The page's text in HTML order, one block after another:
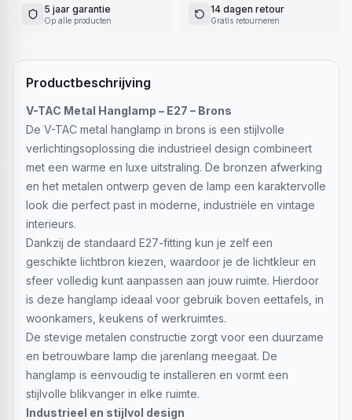
5 jaar garantie
Op alle producten
14 dagen retour
Gratis retourneren
Productbeschrijving
V-TAC Metal Hanglamp – E27 – Brons
De V-TAC metal hanglamp in brons is een stijlvolle
verlichtingsoplossing die industrieel design combineert
met een warme en luxe uitstraling. De bronzen afwerking
en het metalen ontwerp geven de lamp een karaktervolle
look die perfect past in moderne, industriële en vintage
interieurs.
Dankzij de standaard E27-fitting kun je zelf een
geschikte lichtbron kiezen, waardoor je de lichtkleur en
sfeer volledig kunt aanpassen aan jouw ruimte. Hierdoor
is deze hanglamp ideaal voor gebruik boven eettafels, in
woonkamers, keukens of werkruimtes.
De stevige metalen constructie zorgt voor een duurzame
en betrouwbare lamp die jarenlang meegaat. De
hanglamp is eenvoudig te installeren en vormt een
stijlvolle blikvanger in elke ruimte.
Industrieel en stijlvol design